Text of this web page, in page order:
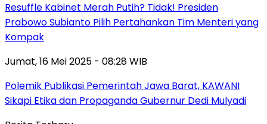
Resuffle Kabinet Merah Putih? Tidak! Presiden
Prabowo Subianto Pilih Pertahankan Tim Menteri yang
Kompak
Jumat, 16 Mei 2025 - 08:28 WIB
Polemik Publikasi Pemerintah Jawa Barat, KAWANI
Sikapi Etika dan Propaganda Gubernur Dedi Mulyadi